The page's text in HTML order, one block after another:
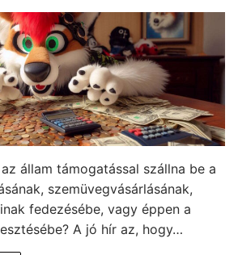
állam támogatással szállna be a
szemüvegvásárlásának,
fedezésébe, vagy éppen a
A jó hír az, hogy…